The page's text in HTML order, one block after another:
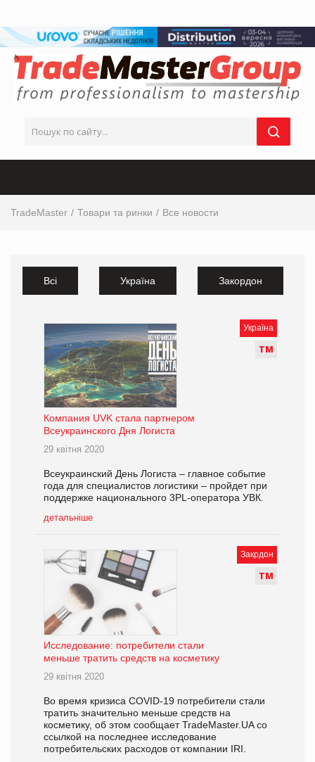
TradeMaster Товари та ринки Все новости
Всі Україна Закордон
Україна
ТМ
Компания UVK стала партнером
Всеукраинского Дня Логиста
29 квітня 2020
Всеукраинский День Логиста – главное событие
года для специалистов логистики – пройдет при
поддержке национального 3PL-оператора УВК.
детальніше
Закрдон
ТМ
Исследование: потребители стали
меньше тратить средств на косметику
29 квітня 2020
Во время кризиса COVID-19 потребители стали
тратить значительно меньше средств на
косметику, об этом сообщает TradeMaster.UA со
ссылкой на последнее исследование
потребительских расходов от компании IRI.